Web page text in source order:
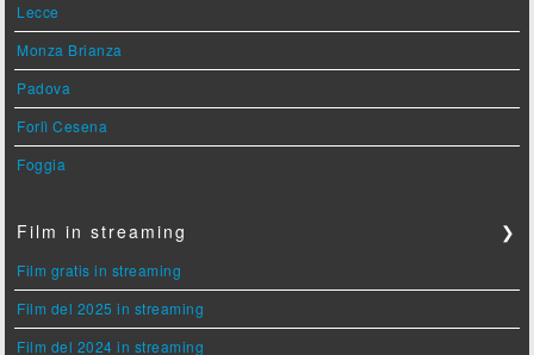
Lecce
Monza Brianza
Padova
Forlì Cesena
Foggia
Film in streaming ❯
Film gratis in streaming
Film del 2025 in streaming
Film del 2024 in streaming